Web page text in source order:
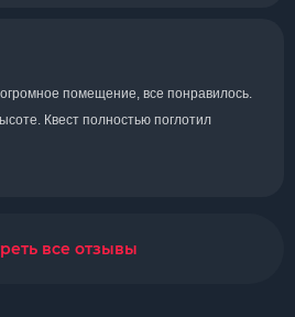
помещение, все понравилось.
Квест полностью поглотил
все отзывы